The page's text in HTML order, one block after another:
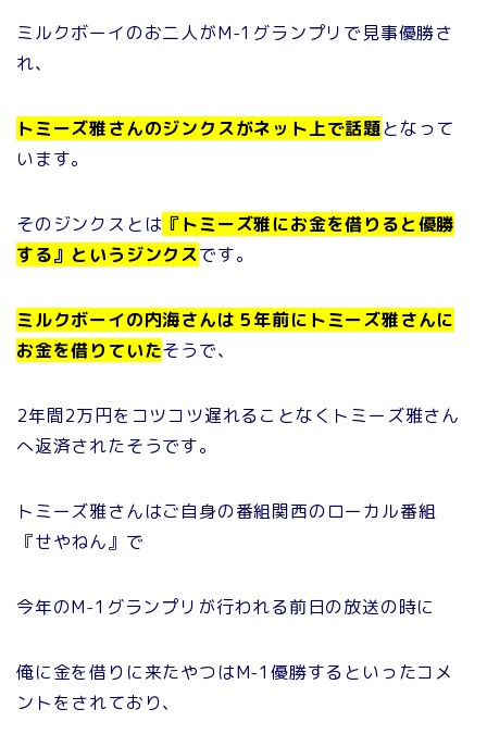
ミルクボーイのお二人がM-1グランプリで見事優勝さ
れ、
トミーズ雅さんのジンクスがネット上で話題となって
います。
そのジンクスとは 『トミーズ雅にお金を借りると優勝
する』というジンクスです。
ミルクボーイの内海さんは５年前にトミーズ雅さんに
お金を借りていたそうで、
2年間2万円をコツコツ遅れることなくトミーズ雅さん
へ返済されたそうです。
トミーズ雅さんはご自身の番組関西のローカル番組
『せやねん』で
今年のM-1グランプリが行われる前日の放送の時に
俺に金を借りに来たやつはM-1優勝するといったコメ
ントをされており、